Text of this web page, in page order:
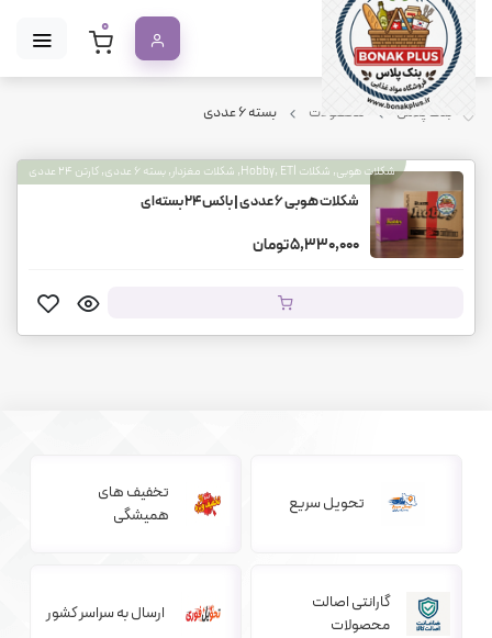
0
بنک پلاس محصولات بسته ۶ عددی
شکلات هوبی, شکلات Hobby, ETİ, شکلات مغزدار, بسته ۶ عددی, کارتن ۲۴ عددی
شکلات هوبی ۶ عددی | باکس ۲۴ بسته‌ای
5,330,000 تومان
تحویل سریع
تخفیف های
همیشگی
گارانتی اصالت
محصولات
ارسال به سراسر کشور